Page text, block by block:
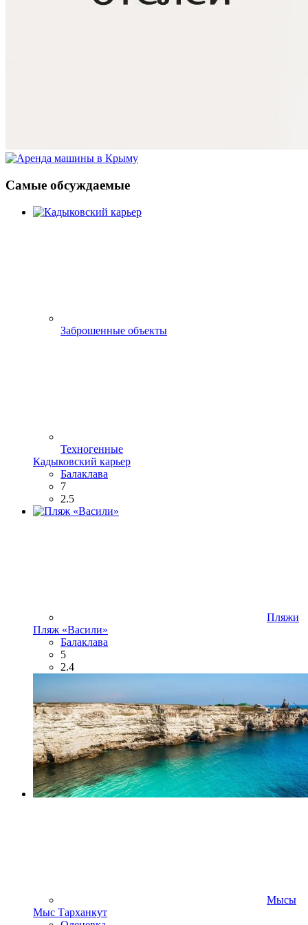
Самые обсуждаемые
Заброшенные объекты
Техногенные
Кадыковский карьер
Балаклава
7
2.5
Пляжи
Пляж «Васили»
Балаклава
5
2.4
Мысы
Мыс Тарханкут